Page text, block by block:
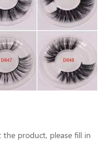
product, please fill in